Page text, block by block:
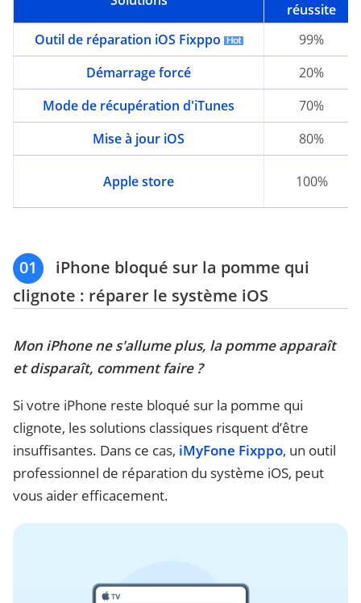
réussite
Outil de réparation iOS Fixppo
99%
Démarrage forcé
20%
Mode de récupération d'iTunes
70%
Mise à jour iOS
80%
Apple store 100%
01
iPhone bloqué sur la pomme qui
clignote : réparer le système iOS
Mon iPhone ne s'allume plus, la pomme apparaît
et disparaît, comment faire ?
Si votre iPhone reste bloqué sur la pomme qui
clignote, les solutions classiques risquent d’être
insuffisantes. Dans ce cas, iMyFone Fixppo, un outil
professionnel de réparation du système iOS, peut
vous aider efficacement.